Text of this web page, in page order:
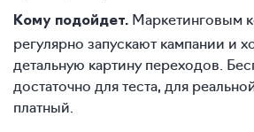
Кому подойдет. Маркетинговым
регулярно запускают кампании и
детальную картину переходов.
достаточно для теста, для
платный.